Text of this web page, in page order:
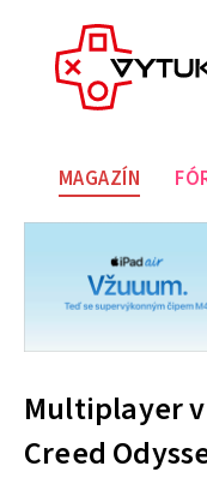
MAGAZÍN
Multiplayer v
Creed